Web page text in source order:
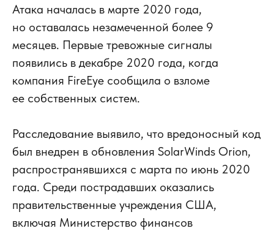
Атака началась в марте 2020 года,
но оставалась незамеченной более 9
месяцев. Первые тревожные сигналы
появились в декабре 2020 года, когда
компания FireEye сообщила о взломе
ее собственных систем.
Расследование выявило, что вредоносный код
был внедрен в обновления SolarWinds Orion,
распространявшихся с марта по июнь 2020
года. Среди пострадавших оказались
правительственные учреждения США,
включая Министерство финансов